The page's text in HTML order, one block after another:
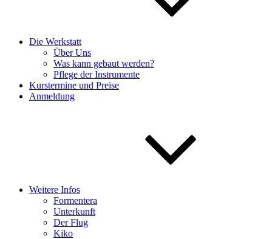
Die Werkstatt
Über Uns
Was kann gebaut werden?
Pflege der Instrumente
Kurstermine und Preise
Anmeldung
Weitere Infos
Formentera
Unterkunft
Der Flug
Kiko